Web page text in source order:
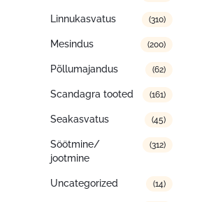
Linnukasvatus (310)
Mesindus (200)
Põllumajandus (62)
Scandagra tooted (161)
Seakasvatus (45)
Söötmine/
jootmine
(312)
Uncategorized (14)